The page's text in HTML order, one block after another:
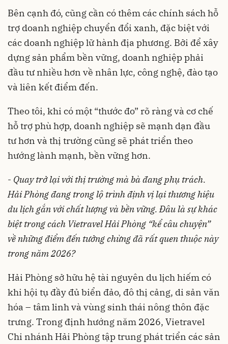
Bên cạnh đó, cũng cần có thêm các chính sách hỗ
trợ doanh nghiệp chuyển đổi xanh, đặc biệt với
các doanh nghiệp lữ hành địa phương. Bởi để xây
dựng sản phẩm bền vững, doanh nghiệp phải
đầu tư nhiều hơn về nhân lực, công nghệ, đào tạo
và liên kết điểm đến.
Theo tôi, khi có một “thước đo” rõ ràng và cơ chế
hỗ trợ phù hợp, doanh nghiệp sẽ mạnh dạn đầu
tư hơn và thị trường cũng sẽ phát triển theo
hướng lành mạnh, bền vững hơn.
- Quay trở lại với thị trường mà bà đang phụ trách.
Hải Phòng đang trong lộ trình định vị lại thương hiệu
du lịch gắn với chất lượng và bền vững. Đâu là sự khác
biệt trong cách Vietravel Hải Phòng “kể câu chuyện”
về những điểm đến tưởng chừng đã rất quen thuộc này
trong năm 2026?
Hải Phòng sở hữu hệ tài nguyên du lịch hiếm có
khi hội tụ đầy đủ biển đảo, đô thị cảng, di sản văn
hóa – tâm linh và vùng sinh thái nông thôn đặc
trưng. Trong định hướng năm 2026, Vietravel
Chi nhánh Hải Phòng tập trung phát triển các sản